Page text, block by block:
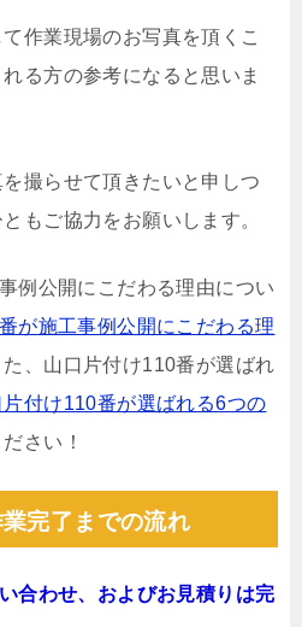
作業現場のお写真を頂くこ
る方の参考になると思いま
撮らせて頂きたいと申しつ
もご協力をお願いします。
例公開にこだわる理由につい
が施工事例公開にこだわる理
た、山口片付け110番が選ばれ
片付け110番が選ばれる6つの
さい！
完了までの流れ
合わせ、およびお見積りは完